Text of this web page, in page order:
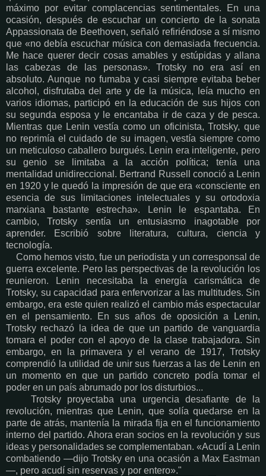
máximo por evitar complacencias sentimentales. En una
ocasión, después de escuchar un concierto de la sonata
Appassionata de Beethoven, señaló refiriéndose a sí mismo
que «no debía escuchar música con demasiada frecuencia.
Me hace querer decir cosas amables y estúpidas y allana
las cabezas de las personas». Trotsky no era así en
absoluto. Aunque no fumaba y casi siempre evitaba beber
alcohol, disfrutaba del arte y de la música, leía mucho en
varios idiomas, participó en la educación de sus hijos con
su segunda esposa y le encantaba ir de caza y de pesca.
Mientras que Lenin vestía como un oficinista, Trotsky, que
no reprimía el cuidado de su imagen, vestía siempre como
un meticuloso caballero burgués. Lenin era inteligente, pero
su genio se limitaba a la acción política; tenía una
mentalidad unidireccional. Bertrand Russell conoció a Lenin
en 1920 y le quedó la impresión de que era «consciente en
esencia de sus limitaciones intelectuales y su ortodoxia
marxiana bastante estrecha». Lenin le espantaba. En
cambio, Trotsky sentía un entusiasmo inagotable por
aprender. Escribió sobre literatura, cultura, ciencia y
tecnología.
Como hemos visto, fue un periodista y un corresponsal de
guerra excelente. Pero las perspectivas de la revolución los
reunieron. Lenin necesitaba la energía carismática de
Trotsky, su capacidad para enfervorizar a las multitudes. Sin
embargo, era este quien realizó el cambio más espectacular
en el pensamiento. En sus años de oposición a Lenin,
Trotsky rechazó la idea de que un partido de vanguardia
tomara el poder con el apoyo de la clase trabajadora. Sin
embargo, en la primavera y el verano de 1917, Trotsky
comprendió la utilidad de unir sus fuerzas a las de Lenin en
un momento en que un partido concreto podía tomar el
poder en un país abrumado por los disturbios...
Trotsky proyectaba una urgencia desafiante de la
revolución, mientras que Lenin, que solía quedarse en la
parte de atrás, mantenía la mirada fija en el funcionamiento
interno del partido. Ahora eran socios en la revolución y sus
ideas y personalidades se complementaban. «Acudí a Lenin
combatiendo —dijo Trotsky en una ocasión a Max Eastman
—, pero acudí sin reservas y por entero»."